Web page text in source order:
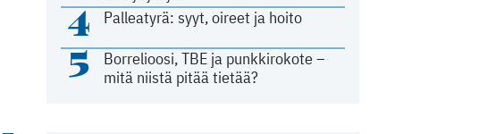
4 Palleatyrä: syyt, oireet ja hoito
5
Borrelioosi, TBE ja punkkirokote –
mitä niistä pitää tietää?